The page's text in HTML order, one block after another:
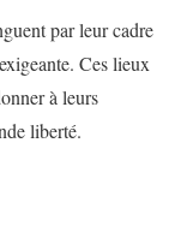
par leur cadre
Ces lieux
à leurs
liberté.